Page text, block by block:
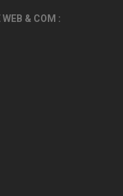
WEB & COM :